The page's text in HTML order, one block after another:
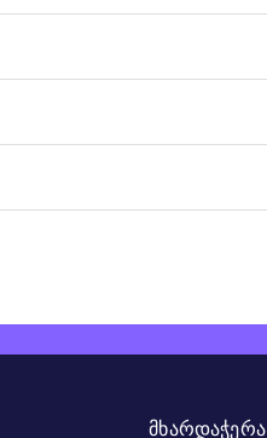
ᲛᲮᲐᲠᲓᲐᲭᲔᲠᲐ